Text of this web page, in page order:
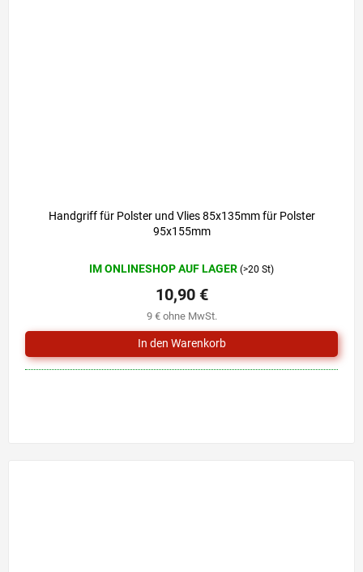
Handgriff für Polster und Vlies 85x135mm für Polster
95x155mm
IM ONLINESHOP AUF LAGER (>20 St)
9 € ohne MwSt.
10,90 €